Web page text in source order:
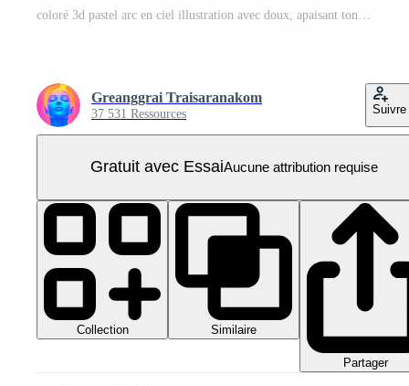
Greanggrai Traisaranakom
37 531 Ressources Suivre
Gratuit avec EssaiAucune attribution requise
Collection Similaire
Partager